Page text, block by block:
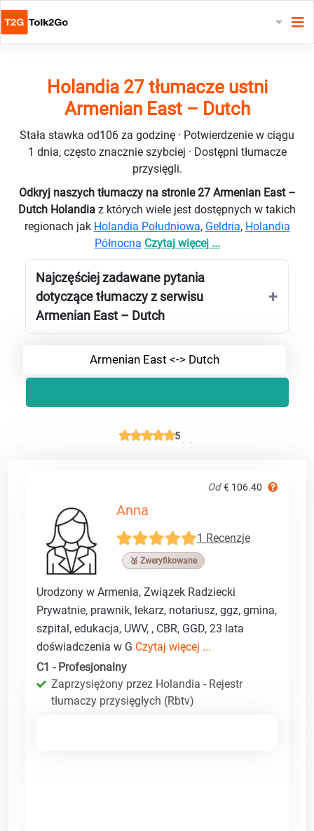
Holandia 27 tłumacze ustni
Armenian East – Dutch
Stała stawka od106 za godzinę · Potwierdzenie w ciągu
1 dnia, często znacznie szybciej · Dostępni tłumacze
przysięgli.
Odkryj naszych tłumaczy na stronie 27 Armenian East –
Dutch Holandia z których wiele jest dostępnych w takich
regionach jak Holandia Południowa, Geldria, Holandia
Północna Czytaj więcej ...
Najczęściej zadawane pytania
dotyczące tłumaczy z serwisu
Armenian East – Dutch
Armenian East <-> Dutch
5
Od € 106.40
Anna
1 Recenzje
🥉 Zweryfikowane
Urodzony w Armenia, Związek Radziecki
Prywatnie, prawnik, lekarz, notariusz, ggz, gmina,
szpital, edukacja, UWV, , CBR, GGD, 23 lata
doświadczenia w G Czytaj więcej ...
C1 - Profesjonalny
Zaprzysiężony przez Holandia - Rejestr
tłumaczy przysięgłych (Rbtv)